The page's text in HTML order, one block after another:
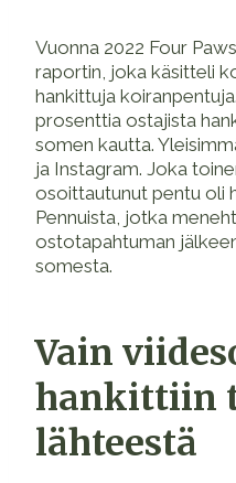
Vuonna 2022 Four
raportin, joka käsitteli
hankittuja
prosenttia ostajista
somen kautta.
ja Instagram. Joka
osoittautunut pentu oli
Pennuista, jotka
ostotapahtuman
somesta.
Vain
hankittiin
lähteestä